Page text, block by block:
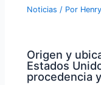
Noticias / Por
Origen y
Estados
procedencia